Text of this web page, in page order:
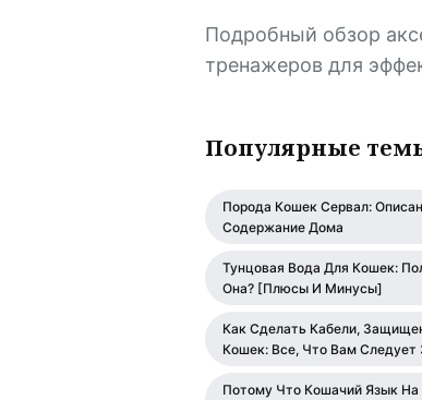
Подробный обзор
тренажеров для
Популярные
Порода Кошек Сервал:
Содержание Дома
Тунцовая Вода Для Кошек:
Она? [Плюсы И Минусы]
Как Сделать Кабели,
Кошек: Все, Что Вам Следует
Потому Что Кошачий Язык